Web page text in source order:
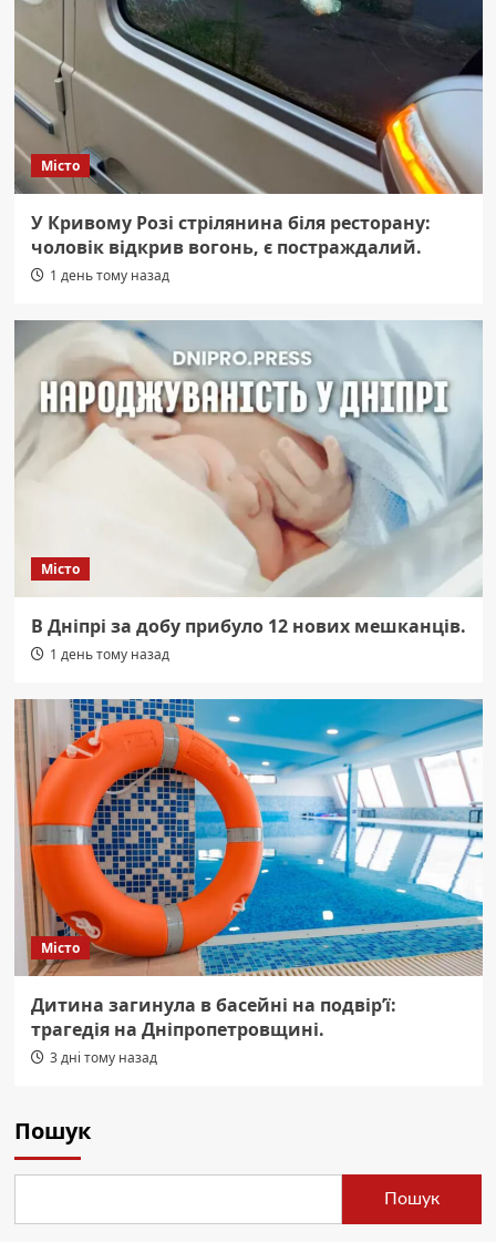
Місто
У Кривому Розі стрілянина біля ресторану:
чоловік відкрив вогонь, є постраждалий.
1 день тому назад
Місто
В Дніпрі за добу прибуло 12 нових мешканців.
1 день тому назад
Місто
Дитина загинула в басейні на подвір’ї:
трагедія на Дніпропетровщині.
3 дні тому назад
Пошук
Пошук